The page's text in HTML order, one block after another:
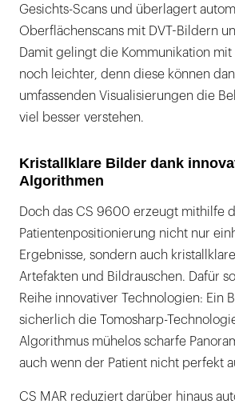
Gesichts-Scans und überlagert
Oberflächenscans mit DVT-Bildern
Damit gelingt die Kommunikation mit
noch leichter, denn diese können
umfassenden Visualisierungen die
viel besser verstehen.
Kristallklare Bilder dank
Algorithmen
Doch das CS 9600 erzeugt mithilfe
Patientenpositionierung nicht nur
Ergebnisse, sondern auch
Artefakten und Bildrauschen. Dafür
Reihe innovativer Technologien: Ein
sicherlich die Tomosharp-
Algorithmus mühelos scharfe
auch wenn der Patient nicht perfekt
CS MAR reduziert darüber hinaus